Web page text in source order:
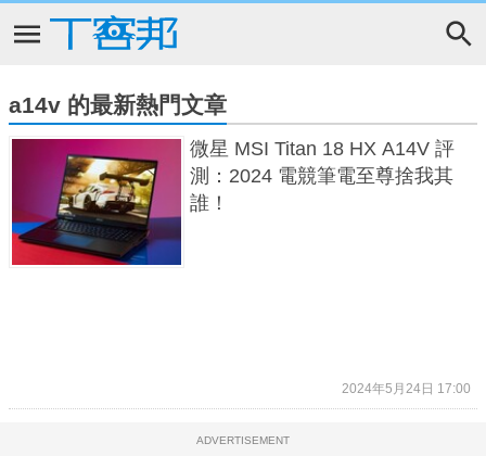
a14v 的最新熱門文章
微星 MSI Titan 18 HX A14V 評
測：2024 電競筆電至尊捨我其
誰！
2024年5月24日 17:00
ADVERTISEMENT